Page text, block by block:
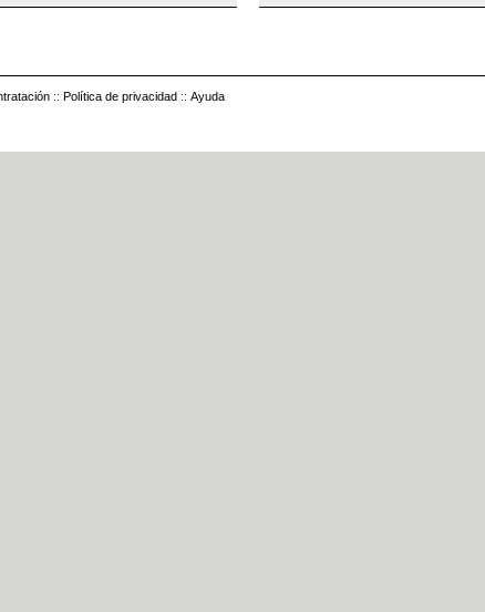
:: Política de privacidad :: Ayuda